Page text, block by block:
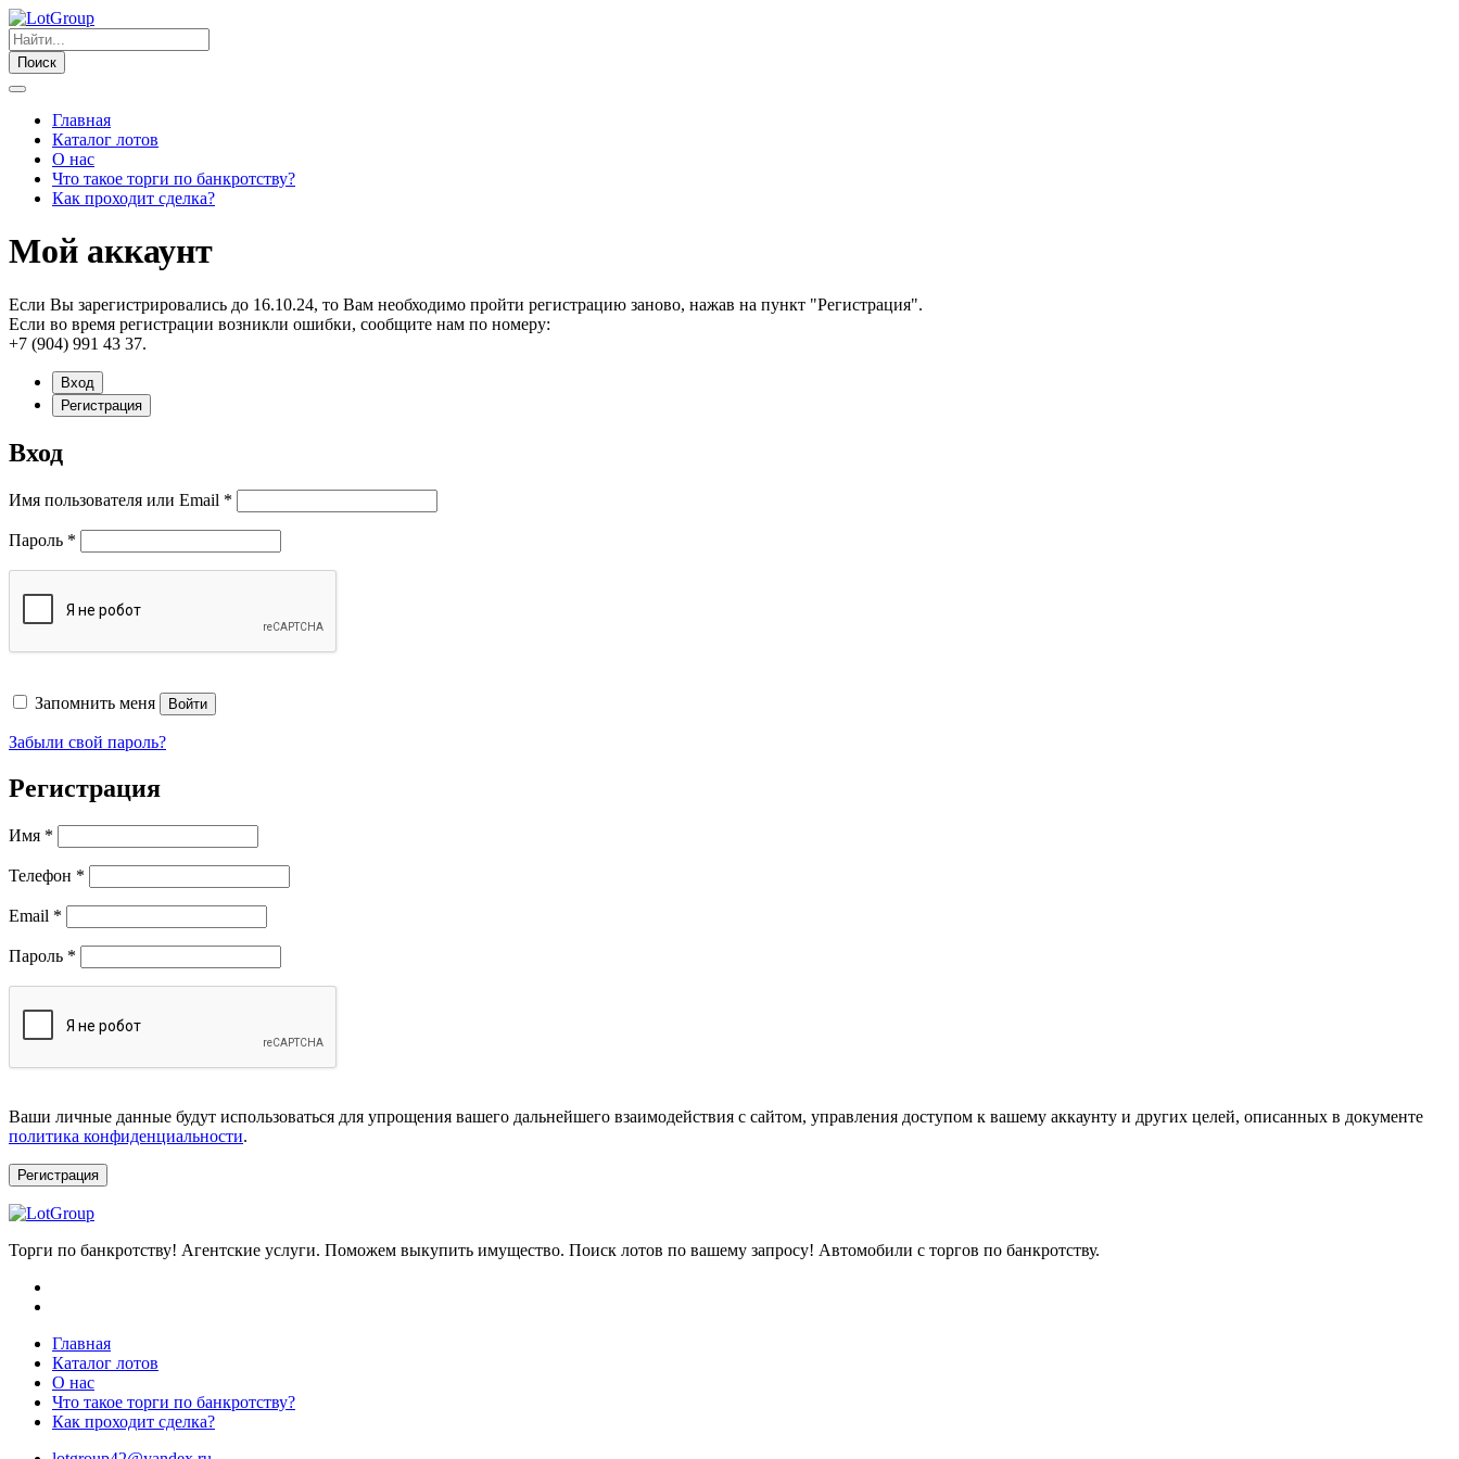
Поиск
Главная
Каталог лотов
О нас
Что такое торги по банкротству?
Как проходит сделка?
Мой аккаунт
Если Вы зарегистрировались до 16.10.24, то Вам необходимо пройти регистрацию заново, нажав на пункт "Регистрация".
Если во время регистрации возникли ошибки, сообщите нам по номеру:
+7 (904) 991 43 37.
Вход
Регистрация
Вход
Имя пользователя или Email *
Пароль *
Запомнить меня Войти
Забыли свой пароль?
Регистрация
Имя *
Телефон *
Email *
Пароль *
Ваши личные данные будут использоваться для упрощения вашего дальнейшего взаимодействия с сайтом, управления доступом к вашему аккаунту и других целей, описанных в документе
политика конфиденциальности.
Регистрация
Торги по банкротству! Агентские услуги. Поможем выкупить имущество. Поиск лотов по вашему запросу! Автомобили с торгов по банкротству.
Главная
Каталог лотов
О нас
Что такое торги по банкротству?
Как проходит сделка?